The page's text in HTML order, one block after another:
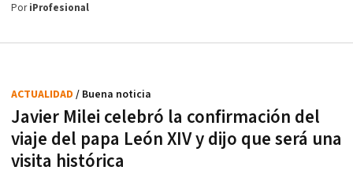
PoriProfesional
Javier Milei celebró la confirmación del
viaje del papa León XIV y dijo que será una
visita histórica
ACTUALIDAD / Buena noticia